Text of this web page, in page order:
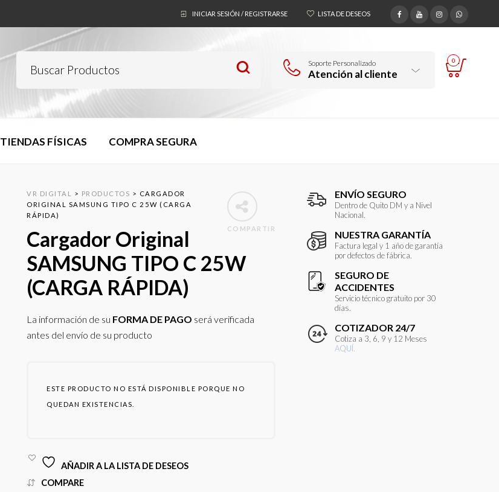
INICIAR SESIÓN / REGISTRARSE LISTA DE DESEOS
Soporte Personalizado
Atención al cliente
0
TIENDAS FÍSICAS COMPRA SEGURA
ENVÍO SEGURO
Dentro de Quito DM y a Nivel
Nacional.
NUESTRA GARANTÍA
Factura legal y 1 año de garantía
por defectos de fábrica.
SEGURO DE
ACCIDENTES
Servicio técnico gratuito por 30
días.
COTIZADOR 24/7
Cotiza a 3, 6, 9 y 12 Meses
AQUÍ.
COMPARTIR
VR DIGITAL > PRODUCTOS > CARGADOR
ORIGINAL SAMSUNG TIPO C 25W (CARGA
RÁPIDA)
Cargador Original
SAMSUNG TIPO C 25W
(CARGA RÁPIDA)
La información de su FORMA DE PAGO será verificada
antes del envío de su producto
ESTE PRODUCTO NO ESTÁ DISPONIBLE PORQUE NO
QUEDAN EXISTENCIAS.
AÑADIR A LA LISTA DE DESEOS
COMPARE